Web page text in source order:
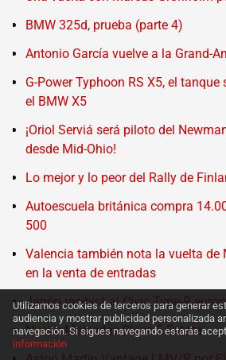
BMW 325d, prueba (parte 4)
Antonio García vuelve a la Grand-
G-Power Typhoon RS X5, el
el BMW X5
¡Oriol Serviá será piloto del
desde Mid-Ohio!
Lo mejor y lo peor del Rally de
Autoescuela británica compra
500
Valencia también nota la vuelta de
en la venta de entradas
Japón recibirá al Civic Type-R
Nuevo Mercedes Clase E Estate
Utilizamos cookies de terceros para generar
audiencia y mostrar publicidad personalizada
navegación. Si sigues navegando estarás
información